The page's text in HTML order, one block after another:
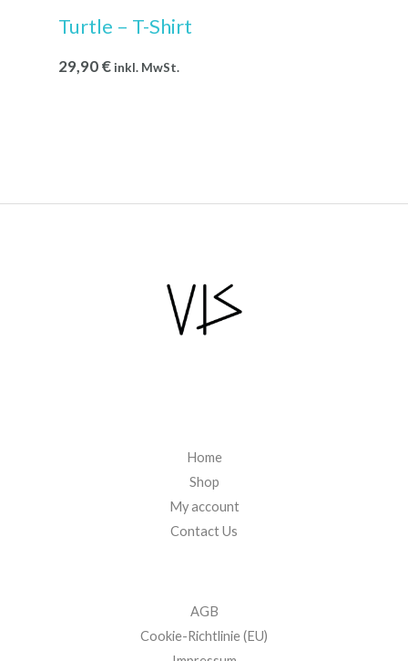
Turtle – T-Shirt
29,90€ inkl. MwSt.
Home
Shop
My account
Contact Us
AGB
Cookie-Richtlinie (EU)